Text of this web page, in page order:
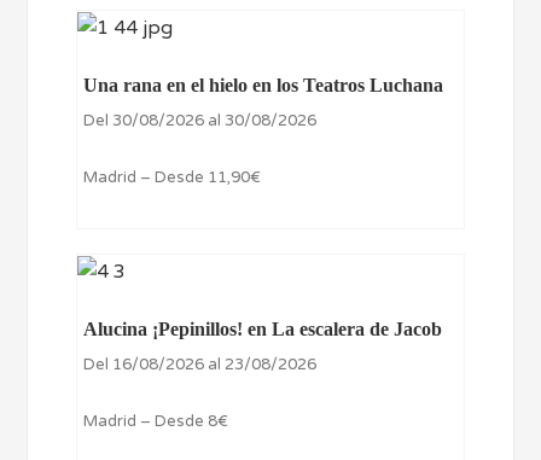
Una rana en el hielo en los Teatros Luchana
Del 30/08/2026 al 30/08/2026
Madrid – Desde 11,90€
Alucina ¡Pepinillos! en La escalera de Jacob
Del 16/08/2026 al 23/08/2026
Madrid – Desde 8€